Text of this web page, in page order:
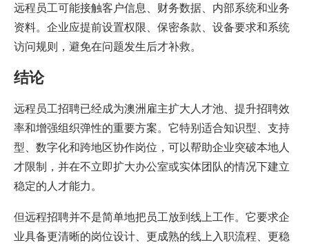
远程员工可能接触客户信息、财务数据、内部系统和业务
资料。企业应提前设置权限、保密条款、设备要求和系统
访问规则，避免在问题发生后才补救。
结论
远程员工招聘已经成为澳洲雇主扩大人才池、提升招聘效
率和增强组织弹性的重要方案。它特别适合知识型、支持
型、数字化和跨地区协作岗位，可以帮助企业突破本地人
才限制，并在不立即扩大办公室或实体团队的情况下建立
稳定的人才能力。
但远程招聘并不是简单地把员工放到线上工作。它要求企
业具备更清晰的岗位设计、更成熟的线上入职流程、更稳